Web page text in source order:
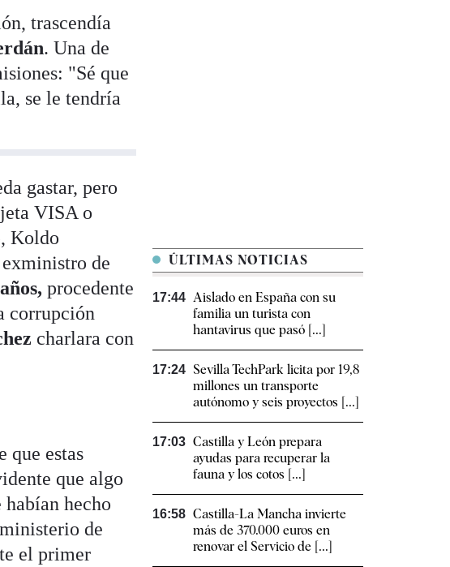
trascendía
. Una de
"Sé que
se le tendría
gastar, pero
VISA o
Koldo
de
procedente
corrupción
charlara con
que estas
que algo
hecho
de
el primer
ÚLTIMAS NOTICIAS
17:44 Aislado en España con su
familia un turista con
hantavirus que pasó [...]
17:24 Sevilla TechPark licita por 19,8
millones un transporte
autónomo y seis proyectos [...]
17:03 Castilla y León prepara
ayudas para recuperar la
fauna y los cotos [...]
16:58 Castilla-La Mancha invierte
más de 370.000 euros en
renovar el Servicio de [...]